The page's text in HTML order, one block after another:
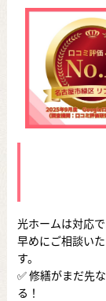
光ホームは対応
早めにご相談い
す。
✅ 修繕がまだ先
る！